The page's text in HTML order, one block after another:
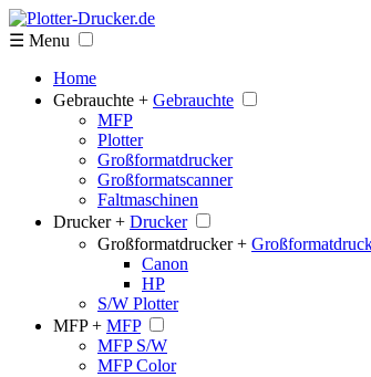
☰ Menu
Home
Gebrauchte + Gebrauchte
MFP
Plotter
Großformatdrucker
Großformatscanner
Faltmaschinen
Drucker + Drucker
Großformatdrucker +
Canon
HP
S/W Plotter
MFP + MFP
MFP S/W
MFP Color